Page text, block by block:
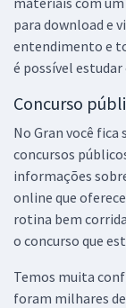
para download e
entendimento e
é possível estudar
Concurso
No Gran você fica
concursos
informações
online que
rotina bem
o concurso que
Temos muita
foram milhares